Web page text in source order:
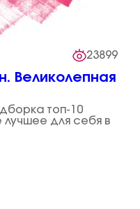
23899
Великолепная
топ-10
для себя в